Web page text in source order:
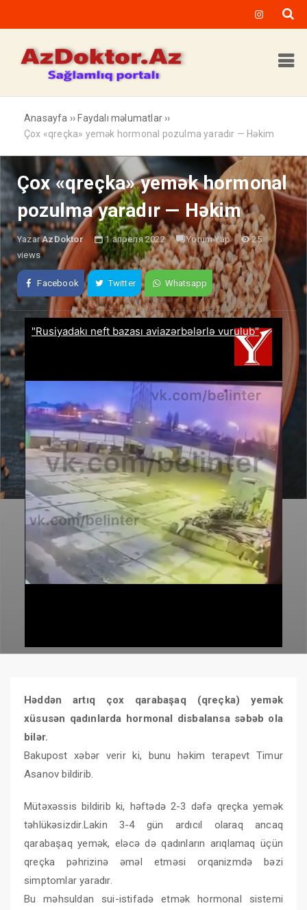
Anasayfa ›› Faydalı məlumatlar ››
Çox «qreçka» yemək hormonal pozulma yaradır — Həkim
Çox «qreçka» yemək hormonal
pozulma yaradır — Həkim
YazarAzDoktor 1 апреля 2022 Yorum Yap
25
views
Facebook Twitter Whatsapp
Həddən artıq çox qarabaşaq (qreçka) yemək
xüsusən qadınlarda hormonal disbalansa səbəb ola
bilər.
Bakupost xəbər verir ki, bunu həkim terapevt Timur
Asanov bildirib.
Mütəxəssis bildirib ki, həftədə 2-3 dəfə qreçka yemək
təhlükəsizdir.Lakin 3-4 gün ardıcıl olaraq ancaq
qarabaşaq yemək, eləcə də qadınların arıqlamaq üçün
qreçka pəhrizinə əməl etməsi orqanizmdə bəzi
simptomlar yaradır.
Bu məhsuldan sui-istifadə etmək hormonal sistemi